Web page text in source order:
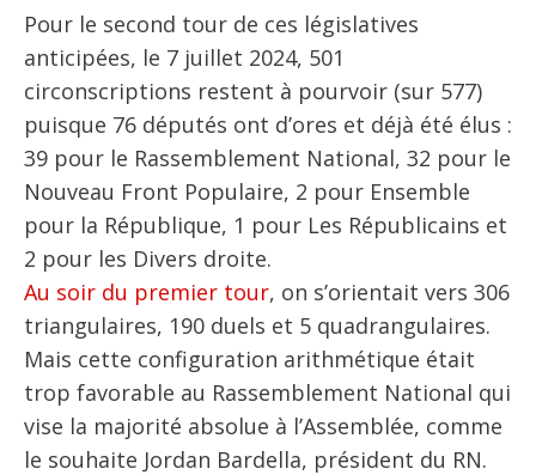
Pour le second tour de ces législatives
anticipées, le 7 juillet 2024, 501
circonscriptions restent à pourvoir (sur 577)
puisque 76 députés ont d’ores et déjà été élus :
39 pour le Rassemblement National, 32 pour le
Nouveau Front Populaire, 2 pour Ensemble
pour la République, 1 pour Les Républicains et
2 pour les Divers droite.
Au soir du premier tour, on s’orientait vers 306
triangulaires, 190 duels et 5 quadrangulaires.
Mais cette configuration arithmétique était
trop favorable au Rassemblement National qui
vise la majorité absolue à l’Assemblée, comme
le souhaite Jordan Bardella, président du RN.